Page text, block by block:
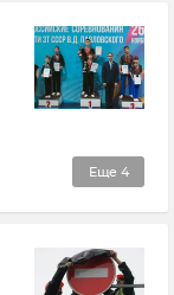
Еще 4
дети